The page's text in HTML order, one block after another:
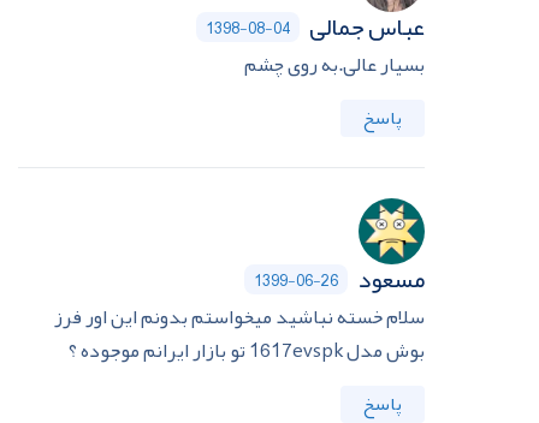
عباس جمالی 1398-08-04
بسیار عالی.به روی چشم
پاسخ
مسعود 1399-06-26
سلام خسته نباشید میخواستم بدونم این اور فرز
بوش مدل 1617evspk تو بازار ایرانم موجوده ؟
پاسخ